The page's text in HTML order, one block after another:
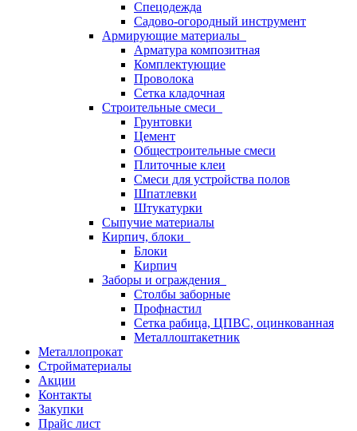
Спецодежда
Садово-огородный инструмент
Армирующие материалы
Арматура композитная
Комплектующие
Проволока
Сетка кладочная
Строительные смеси
Грунтовки
Цемент
Общестроительные смеси
Плиточные клеи
Смеси для устройства полов
Шпатлевки
Штукатурки
Сыпучие материалы
Кирпич, блоки
Блоки
Кирпич
Заборы и ограждения
Столбы заборные
Профнастил
Сетка рабица, ЦПВС, оцинкованная
Металлоштакетник
Металлопрокат
Стройматериалы
Акции
Контакты
Закупки
Прайс лист